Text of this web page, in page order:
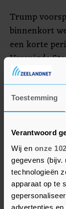
Toestemming
Verantwoord
Wij en onze
gegevens (bijv.
technologieën
apparaat op te
advertenties
Trump
binnenkort
een korte
Verenigde
weken.
Inmiddels
Amerikanen
55.000.
getroffen